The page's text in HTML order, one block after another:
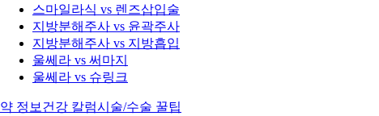
스마일라식 vs 렌즈삽입술
지방분해주사 vs 윤곽주사
지방분해주사 vs 지방흡입
울쎄라 vs 써마지
울쎄라 vs 슈링크
약 정보 건강 칼럼시술/수술 꿀팁